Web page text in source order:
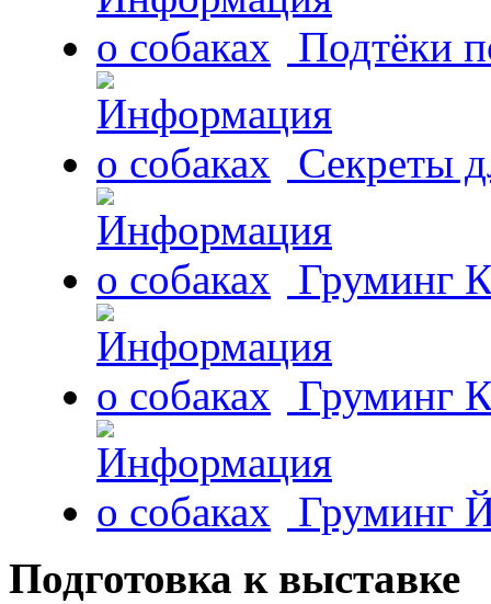
Подтёки
Секреты
Груминг
Груминг
Груминг
Подготовка к выставке